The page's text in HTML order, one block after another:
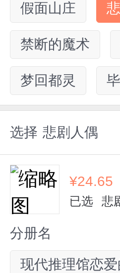
假面山庄
禁断的魔术
梦回都灵
选择 悲剧人偶
¥24.65
已选 悲
分册名
现代推理馆恋